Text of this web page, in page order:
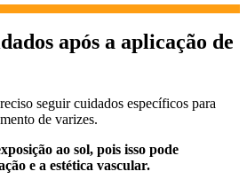
após a aplicação de
seguir cuidados específicos para
de varizes.
ao sol, pois isso pode
e a estética vascular.